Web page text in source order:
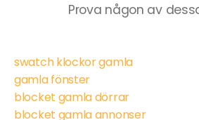
Prova någon av
swatch klockor gamla
gamla fönster
blocket gamla dörrar
blocket gamla annonser